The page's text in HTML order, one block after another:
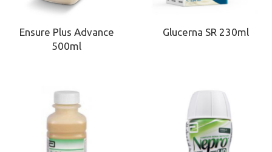
Ensure Plus Advance
500ml
Glucerna SR 230ml